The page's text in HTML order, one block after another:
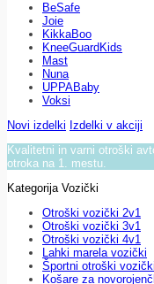
BeSafe
Joie
KikkaBoo
KneeGuardKids
Mast
Nuna
UPPABaby
Voksi
Novi izdelki Izdelki v akciji
Kvalitetni in varni otroški
otroka na 1. mestu.
Kategorija Vozički
Otroški vozički 2v1
Otroški vozički 3v1
Otroški vozički 4v1
Lahki marela vozički
Športni otroški vozički
Košare za